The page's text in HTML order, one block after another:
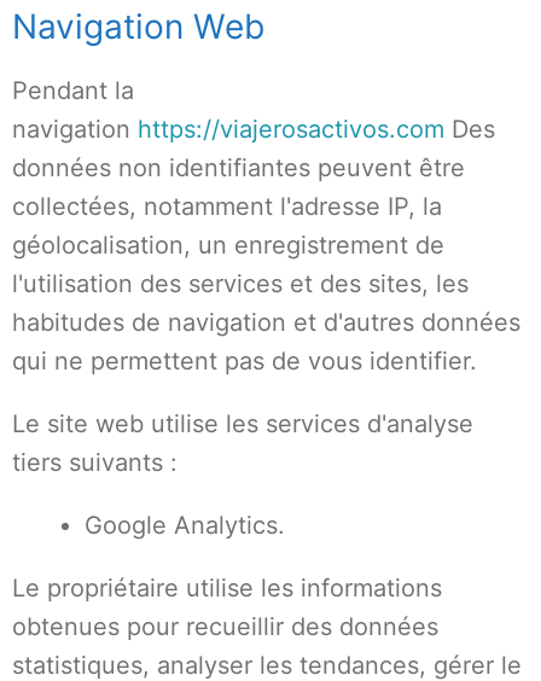
Navigation Web
Pendant la
navigation https://viajerosactivos.com Des
données non identifiantes peuvent être
collectées, notamment l'adresse IP, la
géolocalisation, un enregistrement de
l'utilisation des services et des sites, les
habitudes de navigation et d'autres données
qui ne permettent pas de vous identifier.
Le site web utilise les services d'analyse
tiers suivants :
Google Analytics.
Le propriétaire utilise les informations
obtenues pour recueillir des données
statistiques, analyser les tendances, gérer le